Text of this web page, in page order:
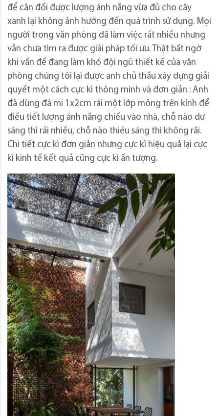
để cân đối được lượng ánh nắng vừa đủ cho cây
xanh lại không ảnh hưởng đến quá trình sử dụng. Mọi
người trong văn phòng đã làm việc rất nhiều nhưng
vẫn chưa tìm ra được giải pháp tối ưu. Thật bất ngờ
khi vấn đề đang làm khó đội ngũ thiết kế của văn
phòng chúng tôi lại được anh chủ thầu xây dựng giải
quyết một cách cực kì thông minh và đơn giản : Anh
đã dùng đá mi 1x2cm rải một lớp mỏng trên kính để
điều tiết lượng ánh nắng chiếu vào nhà, chỗ nào dư
sáng thì rải nhiều, chỗ nào thiếu sáng thì không rãi.
Chi tiết cực kì đơn giản nhưng cực kì hiệu quả lại cực
kì kinh tế kết quả cũng cực kì ấn tượng.